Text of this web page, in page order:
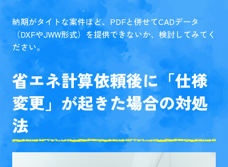
納期がタイトな案件ほど、PDFと併せてCADデータ
（DXFやJWW形式）を提供できないか、検討してみてく
ださい。
省エネ計算依頼後に「仕様
変更」が起きた場合の対処
法